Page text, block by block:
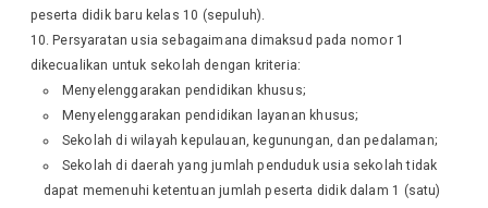
peserta didik baru kelas 10 (sepuluh).
Persyaratan usia sebagaimana dimaksud pada nomor 1
dikecualikan untuk sekolah dengan kriteria:
Menyelenggarakan pendidikan khusus;
Menyelenggarakan pendidikan layanan khusus;
Sekolah di wilayah kepulauan, kegunungan, dan pedalaman;
Sekolah di daerah yang jumlah penduduk usia sekolah tidak
dapat memenuhi ketentuan jumlah peserta didik dalam 1 (satu)